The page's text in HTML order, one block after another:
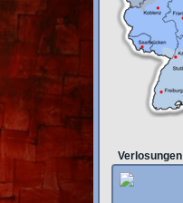
Verlosungen